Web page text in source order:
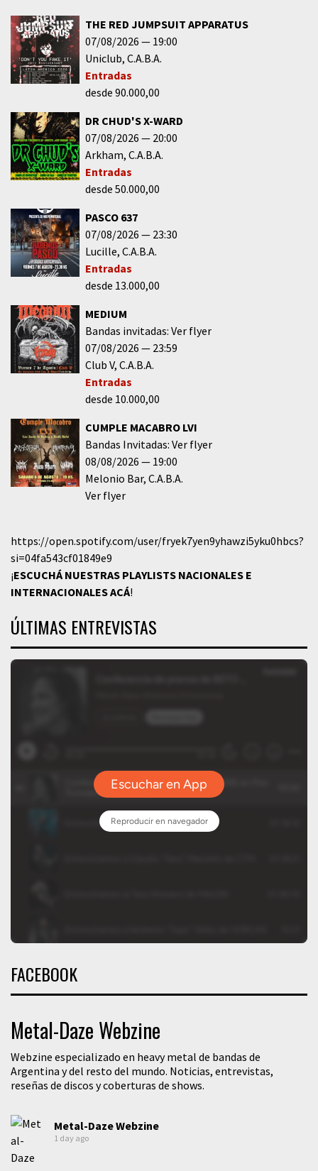
THE RED JUMPSUIT APPARATUS
07/08/2026
19:00
Uniclub C.A.B.A.
Entradas
desde 90.000,00
DR CHUD'S X-WARD
07/08/2026
20:00
Arkham C.A.B.A.
Entradas
desde 50.000,00
PASCO 637
07/08/2026
23:30
Lucille C.A.B.A.
Entradas
desde 13.000,00
MEDIUM
Bandas invitadas: Ver flyer
07/08/2026
23:59
Club V C.A.B.A.
Entradas
desde 10.000,00
CUMPLE MACABRO LVI
Bandas Invitadas: Ver flyer
08/08/2026
19:00
Melonio Bar C.A.B.A.
Ver flyer
https://open.spotify.com/user/fryek7yen9yhawzi5yku0hbcs?
si=04fa543cf01849e9
¡ESCUCHÁ NUESTRAS PLAYLISTS NACIONALES E
INTERNACIONALESACÁ!
ÚLTIMAS ENTREVISTAS
FACEBOOK
Metal-Daze Webzine
Webzine especializado en heavy metal de bandas de
Argentina y del resto del mundo. Noticias, entrevistas,
reseñas de discos y coberturas de shows.
Metal-Daze Webzine
1 day ago